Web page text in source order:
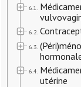
6.1.
6.2.
6.3.
6.4.
utérine